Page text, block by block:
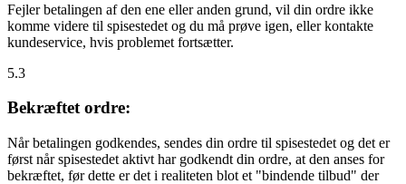
Fejler betalingen af den ene eller anden grund, vil din ordre ikke
komme videre til spisestedet og du må prøve igen, eller kontakte
kundeservice, hvis problemet fortsætter.
5.3
Bekræftet ordre:
Når betalingen godkendes, sendes din ordre til spisestedet og det er
først når spisestedet aktivt har godkendt din ordre, at den anses for
bekræftet, før dette er det i realiteten blot et "bindende tilbud" der